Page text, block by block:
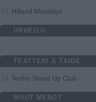
Hilland Mondays
URHEILU
TEATTERI & TAIDE
Tenho Stand Up Club
MUUT MENOT